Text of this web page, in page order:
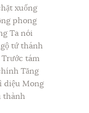
xuống
phong
Ta nói
tứ thánh
Trước tám
Tăng
diệu Mong
thành